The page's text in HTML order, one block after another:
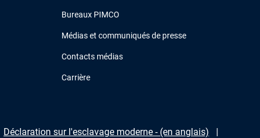
Bureaux PIMCO
Médias et communiqués de presse
Contacts médias
Carrière
Déclaration sur l'esclavage moderne - (en anglais)